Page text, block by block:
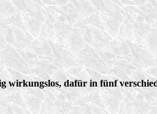
wirkungslos, dafür in fünf